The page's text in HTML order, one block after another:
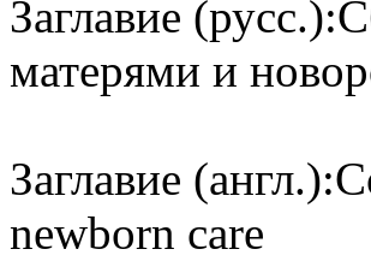
Заглавие (русс.):
матерями и
Заглавие (англ.):
newborn care